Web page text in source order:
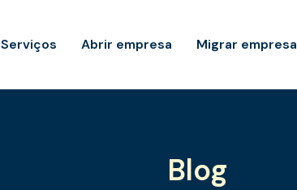
Serviços Abrir empresa Migrar empresa
Blog